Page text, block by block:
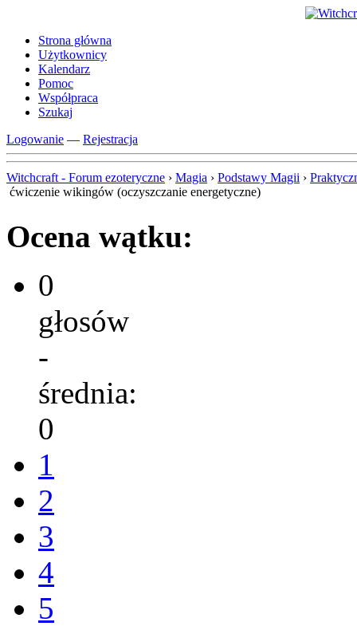
Strona główna
Użytkownicy
Kalendarz
Pomoc
Współpraca
Szukaj
Logowanie — Rejestracja
Witchcraft - Forum ezoteryczne › Magia › Podstawy Magii ›
ćwiczenie wikingów (oczyszczanie energetyczne)
Ocena wątku:
0
głosów
-
średnia:
0
1
2
3
4
5